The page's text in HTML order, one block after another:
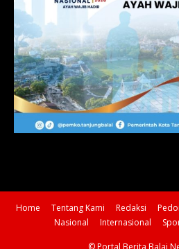
Home Tentang Kami Redaksi
Nasional
Internasional
© Portal Berita Balai